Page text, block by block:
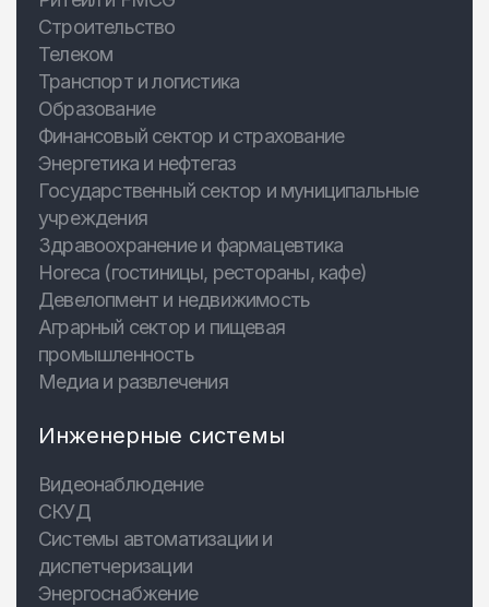
Строительство
Телеком
Транспорт и логистика
Образование
Финансовый сектор и страхование
Энергетика и нефтегаз
Государственный сектор и муниципальные
учреждения
Здравоохранение и фармацевтика
Horeca (гостиницы, рестораны, кафе)
Девелопмент и недвижимость
Аграрный сектор и пищевая
промышленность
Медиа и развлечения
Инженерные системы
Видеонаблюдение
СКУД
Системы автоматизации и
диспетчеризации
Энергоснабжение